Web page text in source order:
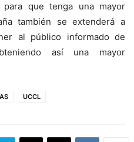
que tenga una mayor
también se extenderá a
al público informado de
así una mayor
UCCL